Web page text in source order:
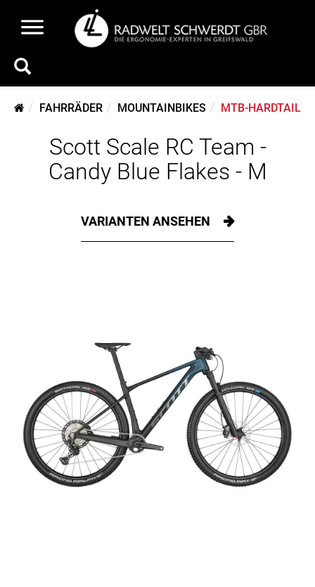
FAHRRÄDER MOUNTAINBIKES MTB-HARDTAIL
Scott Scale RC Team -
Candy Blue Flakes - M
VARIANTEN ANSEHEN